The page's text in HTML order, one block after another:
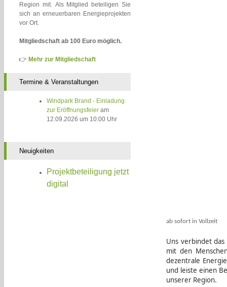
Region mit. Als Mitglied beteiligen Sie
sich an erneuerbaren Energieprojekten
vor Ort.
Mitgliedschaft ab 100 Euro möglich.
👉 Mehr zur Mitgliedschaft
Termine & Veranstaltungen
Windpark Brand - Einladung
zur Eröffnungsfeier am
12.09.2026 um 10:00 Uhr
Neuigkeiten
Projektbeteiligung jetzt
digital
ab sofort in Vollzeit
Uns verbindet
mit den
dezentrale
und leiste einen
unserer Region.